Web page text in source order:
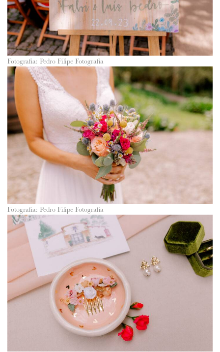
Fotografia: Pedro Filipe Fotografia
Fotografia: Pedro Filipe Fotografia